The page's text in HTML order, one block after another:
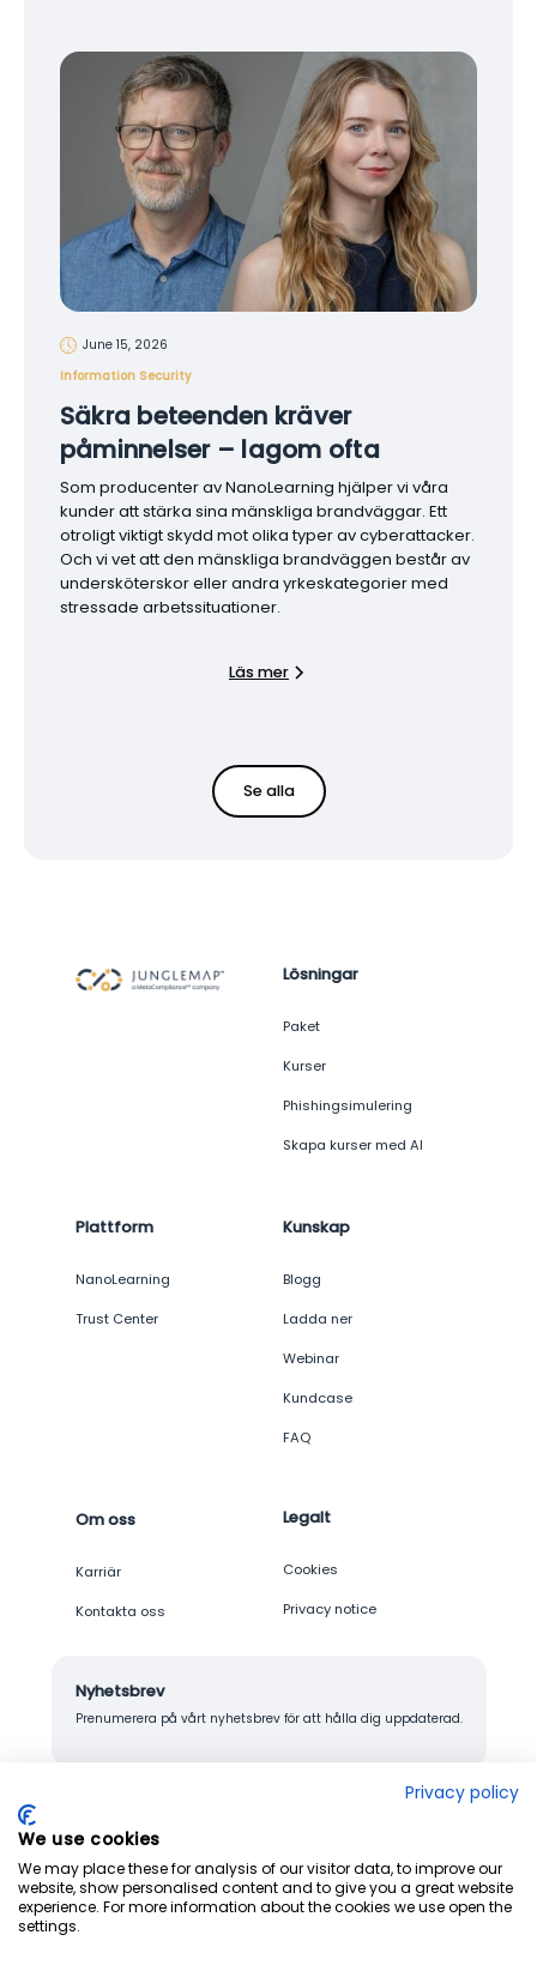
June 15, 2026
Information Security
Säkra beteenden kräver
påminnelser – lagom ofta
Som producenter av NanoLearning hjälper vi våra
kunder att stärka sina mänskliga brandväggar. Ett
otroligt viktigt skydd mot olika typer av cyberattacker.
Och vi vet att den mänskliga brandväggen består av
undersköterskor eller andra yrkeskategorier med
stressade arbetssituationer.
Läs mer
Se alla
Lösningar
Paket
Kurser
Phishingsimulering
Skapa kurser med AI
Plattform
NanoLearning
Trust Center
Kunskap
Blogg
Ladda ner
Webinar
Kundcase
FAQ
Om oss
Karriär
Kontakta oss
Legalt
Cookies
Privacy notice
Nyhetsbrev
Prenumerera på vårt nyhetsbrev för att hålla dig uppdaterad.
Privacy policy
We use cookies
We may place these for analysis of our visitor data, to improve our
website, show personalised content and to give you a great website
experience. For more information about the cookies we use open the
settings.